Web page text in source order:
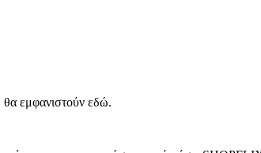
θα εμφανιστούν εδώ.